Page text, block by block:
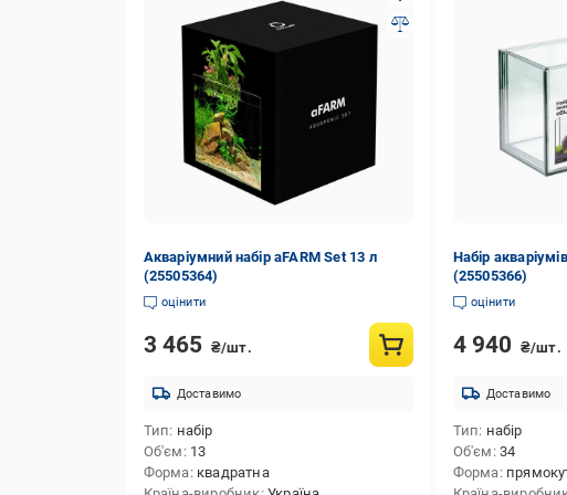
Акваріумний набір aFARM Set 13 л
(25505364)
оцінити
3 465 ₴/шт.
Доставимо
Тип набір
Об'єм 13
Форма квадратна
Набір
(25505366)
оцінити
4 940 ₴/шт.
Доставимо
Тип набір
Об'єм 34
Форма